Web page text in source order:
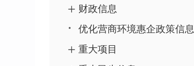
财政信息
优化营商环境惠企政策信息
重大项目